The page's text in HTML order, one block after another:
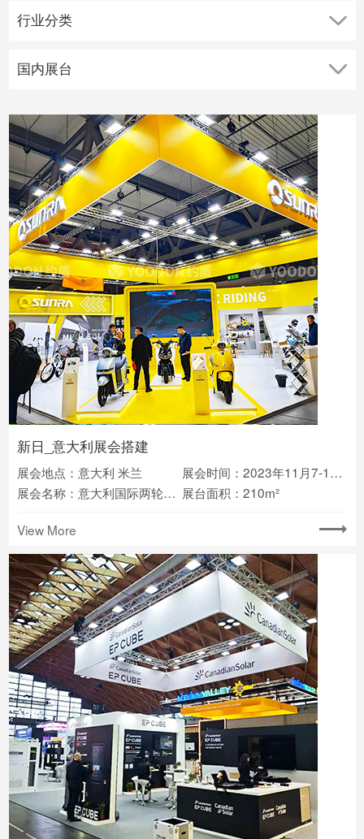
新日_意大利展会搭建
展会地点：意大利 米兰
展会时间：2023年11月7-12日
展会名称：意大利国际两轮车展EICMA 展台面积：210m²
View More